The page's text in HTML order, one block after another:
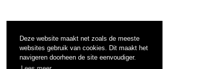
Deze website maakt net zoals de meeste
websites gebruik van cookies. Dit maakt het
navigeren doorheen de site eenvoudiger.
Filip Nollet
abonnementen@rock-tribune.com